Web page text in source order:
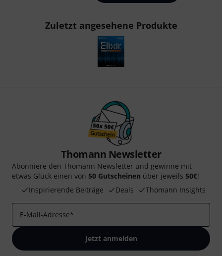
Zuletzt angesehene Produkte
Thomann Newsletter
Abonniere den Thomann Newsletter und gewinne mit
etwas Glück einen von 50 Gutscheinen über jeweils 50€!
Inspirierende Beiträge
Deals Thomann Insights
E-Mail-Adresse*
Jetzt anmelden